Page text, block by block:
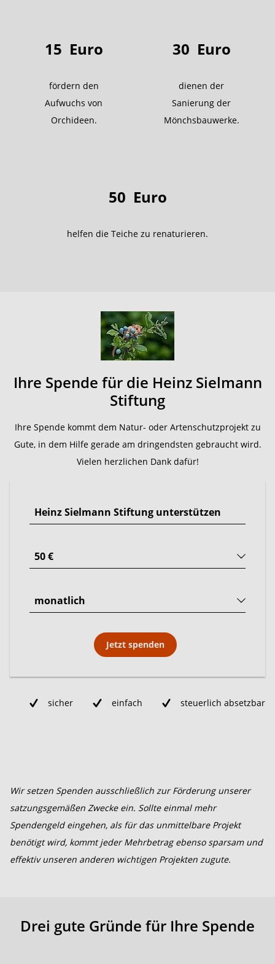
15 Euro
fördern den
Aufwuchs von
Orchideen.
30 Euro
dienen der
Sanierung der
Mönchsbauwerke.
50 Euro
helfen die Teiche zu renaturieren.
Ihre Spende für die Heinz Sielmann
Stiftung
Ihre Spende kommt dem Natur- oder Artenschutzprojekt zu
Gute, in dem Hilfe gerade am dringendsten gebraucht wird.
Vielen herzlichen Dank dafür!
Jetzt spenden
sicher einfach steuerlich absetzbar
Wir setzen Spenden ausschließlich zur Förderung unserer
satzungsgemäßen Zwecke ein. Sollte einmal mehr
Spendengeld eingehen, als für das unmittelbare Projekt
benötigt wird, kommt jeder Mehrbetrag ebenso sparsam und
effektiv unseren anderen wichtigen Projekten zugute.
Drei gute Gründe für Ihre Spende